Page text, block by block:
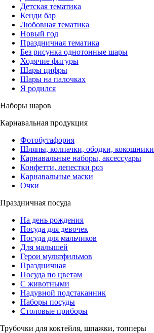
Детская тематика
Кенди бар
Любовная тематика
Новый год
Праздничная тематика
Без рисунка однотонные шары
Ходячие фигуры
Шары цифры
Шары на палочках
Я родился
Наборы шаров
Карнавальная продукция
Фотобутафория
Шляпы, колпачки, ободки, кокошники
Карнавальные наборы, аксессуары
Конфетти, лепестки роз
Карнавальные маски
Очки
Праздничная посуда
На день рождения
Посуда для девочек
Посуда для мальчиков
Для малышей
Герои мультфильмов
Праздничная
Посуда по цветам
С животными
Надувной подстаканник
Наборы посуды
Столовые приборы
Трубочки для коктейля, шпажки, топперы